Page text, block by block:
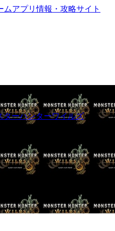
ターハンターワイルズ